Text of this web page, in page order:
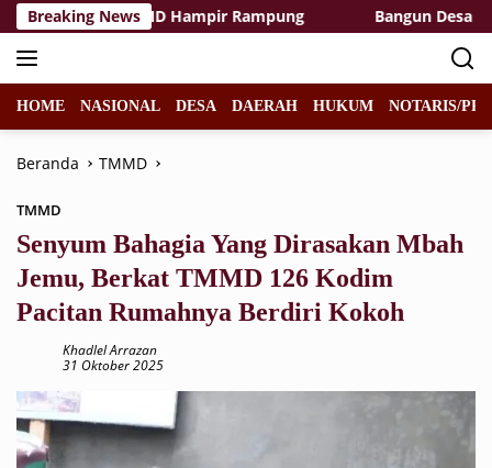
Langsung
ke
konten
Breaking News
Area TMMD Hampir Rampung Bangun Desa
HOME NASIONAL DESA DAERAH HUKUM NOTARIS/
Beranda TMMD
TMMD
Senyum Bahagia Yang Dirasakan Mbah
Jemu, Berkat TMMD 126 Kodim
Pacitan Rumahnya Berdiri Kokoh
Khadlel Arrazan
31 Oktober 2025